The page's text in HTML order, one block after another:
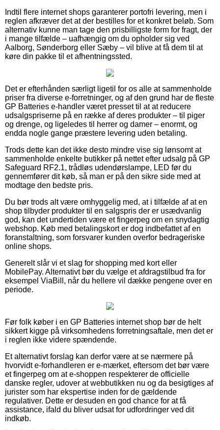
Indtil flere internet shops garanterer portofri levering, men i
reglen afkræver det at der bestilles for et konkret beløb. Som
alternativ kunne man tage den prisbilligste form for fragt, der
i mange tilfælde – uafhængig om du opholder sig ved
Aalborg, Sønderborg eller Sæby – vil blive at få dem til at
køre din pakke til et afhentningssted.
Det er efterhånden særligt ligetil for os alle at sammenholde
priser fra diverse e-forretninger, og af den grund har de fleste
GP Batteries e-handler været presset til at at reducere
udsalgspriserne på en række af deres produkter – til piger
og drenge, og ligeledes til herrer og damer – enormt, og
endda nogle gange præstere levering uden betaling.
Trods dette kan det ikke desto mindre vise sig lønsomt at
sammenholde enkelte butikker på nettet efter udsalg på GP
Safeguard RF2.1, trådløs udendørslampe, LED før du
gennemfører dit køb, så man er på den sikre side med at
modtage den bedste pris.
Du bør trods alt være omhyggelig med, at i tilfælde af at en
shop tilbyder produkter til en salgspris der er usædvanlig
god, kan det undertiden være et fingerpeg om en snydagtig
webshop. Køb med betalingskort er dog indbefattet af en
foranstaltning, som forsvarer kunden overfor bedrageriske
online shops.
Generelt slår vi et slag for shopping med kort eller
MobilePay. Alternativt bør du vælge et afdragstilbud fra for
eksempel ViaBill, når du hellere vil dække pengene over en
periode.
Før folk køber i en GP Batteries internet shop bør de helt
sikkert kigge på virksomhedens forretningsaftale, men det er
i reglen ikke videre spændende.
Et alternativt forslag kan derfor være at se nærmere på
hvorvidt e-forhandleren er e-mærket, eftersom det bør være
et fingerpeg om at e-shoppen respekterer de officielle
danske regler, udover at webbutikken nu og da besigtiges af
jurister som har ekspertise inden for de gældende
regulativer. Dette er desuden en god chance for at få
assistance, ifald du bliver udsat for udfordringer ved dit
indkøb.